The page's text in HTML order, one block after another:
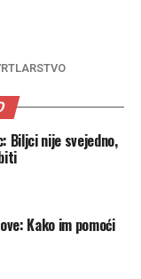
Biljci nije svejedno,
Kako im pomoći